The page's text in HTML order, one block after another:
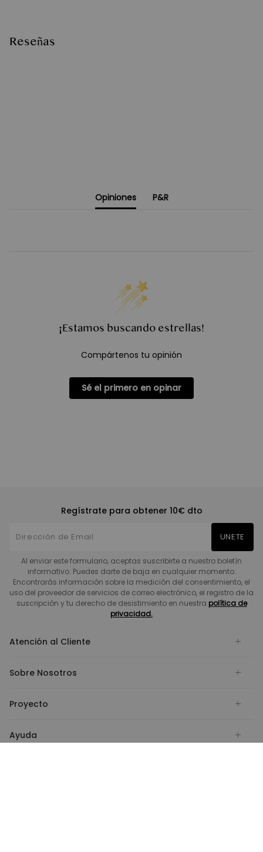
Reseñas
Opiniones P&R
¡Estamos buscando estrellas!
Compártenos tu opinión
Sé el primero en opinar
Regístrate para obtener 10€ dto
UNETE
Al enviar este formulario, aceptas suscribirte a nuestro boletín
informativo. Puedes darte de baja en cualquier momento.
Encontrarás información sobre la medición del consentimiento, el
uso del proveedor de servicios de correo electrónico, el registro de la
suscripción y tu derecho de desistimiento en nuestra política de
privacidad.
Atención al Cliente
Sobre Nosotros
Proyecto
Ayuda